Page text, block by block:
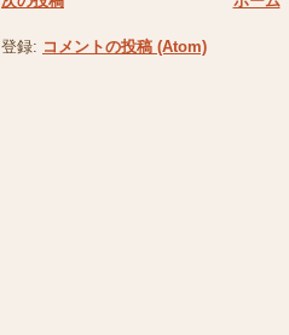
登録: コメントの投稿 (Atom)